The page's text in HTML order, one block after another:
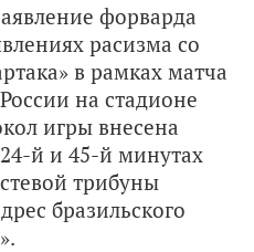
форварда
расизма со
в рамках матча
на стадионе
игры внесена
й и 45-й минутах
трибуны
бразильского